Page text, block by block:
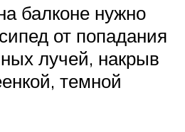
балконе нужно
от попадания
лучей, накрыв
темной